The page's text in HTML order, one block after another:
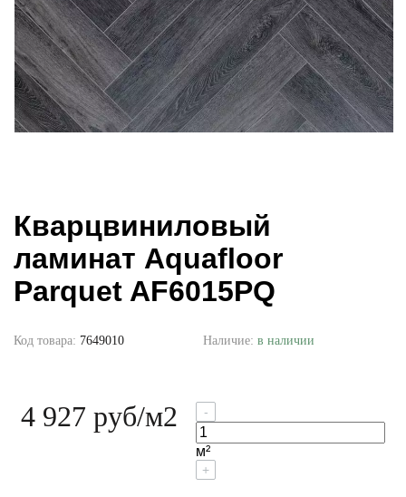
Кварцвиниловый
ламинат Aquafloor
Parquet AF6015PQ
Код товара: 7649010 Наличие: в наличии
4 927 руб/м2 -
м²
+